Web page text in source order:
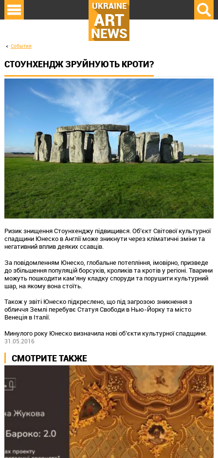
UKRAINE
ART
NEWS
События
СТОУНХЕНДЖ ЗРУЙНУЮТЬ КРОТИ?
Ризик знищення Стоунхенджу підвищився. Об’єкт Світової культурної
спадщини Юнеско в Англії може зникнути через кліматичні зміни та
негативний вплив деяких ссавців.
За повідомленням Юнеско, глобальне потепління, імовірно, призведе
до збільшення популяцій борсуків, кроликів та кротів у регіоні. Тварини
можуть пошкодити кам’яну кладку споруди та порушити культурний
шар, на якому вона стоїть.
Також у звіті Юнеско підкреслено, що під загрозою зникнення з
обличчя Землі перебувє Статуя Свободи в Нью-Йорку та місто
Венеція в Італії.
Минулого року Юнеско визначила нові об’єкти культурної спадщини.
31.05.2016
СМОТРИТЕ ТАКЖЕ